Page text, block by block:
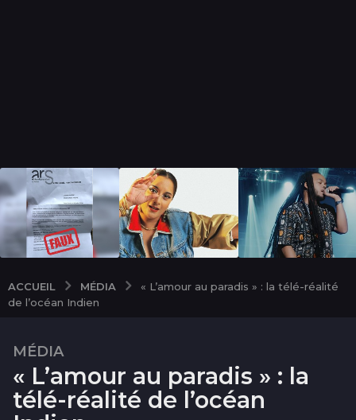
ACCUEIL MÉDIA
« L’amour au paradis » : la télé-réalité
de l’océan Indien
1
0
a
n
MÉDIA
« L’amour au paradis » : la
télé-réalité de l’océan